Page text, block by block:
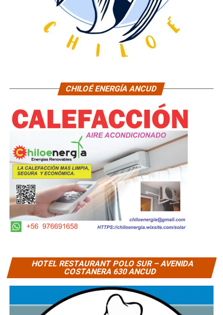
CHILOÉ ENERGÍA ANCUD
HOTEL RESTAURANT POLO SUR – AVENIDA
COSTANERA 630 ANCUD